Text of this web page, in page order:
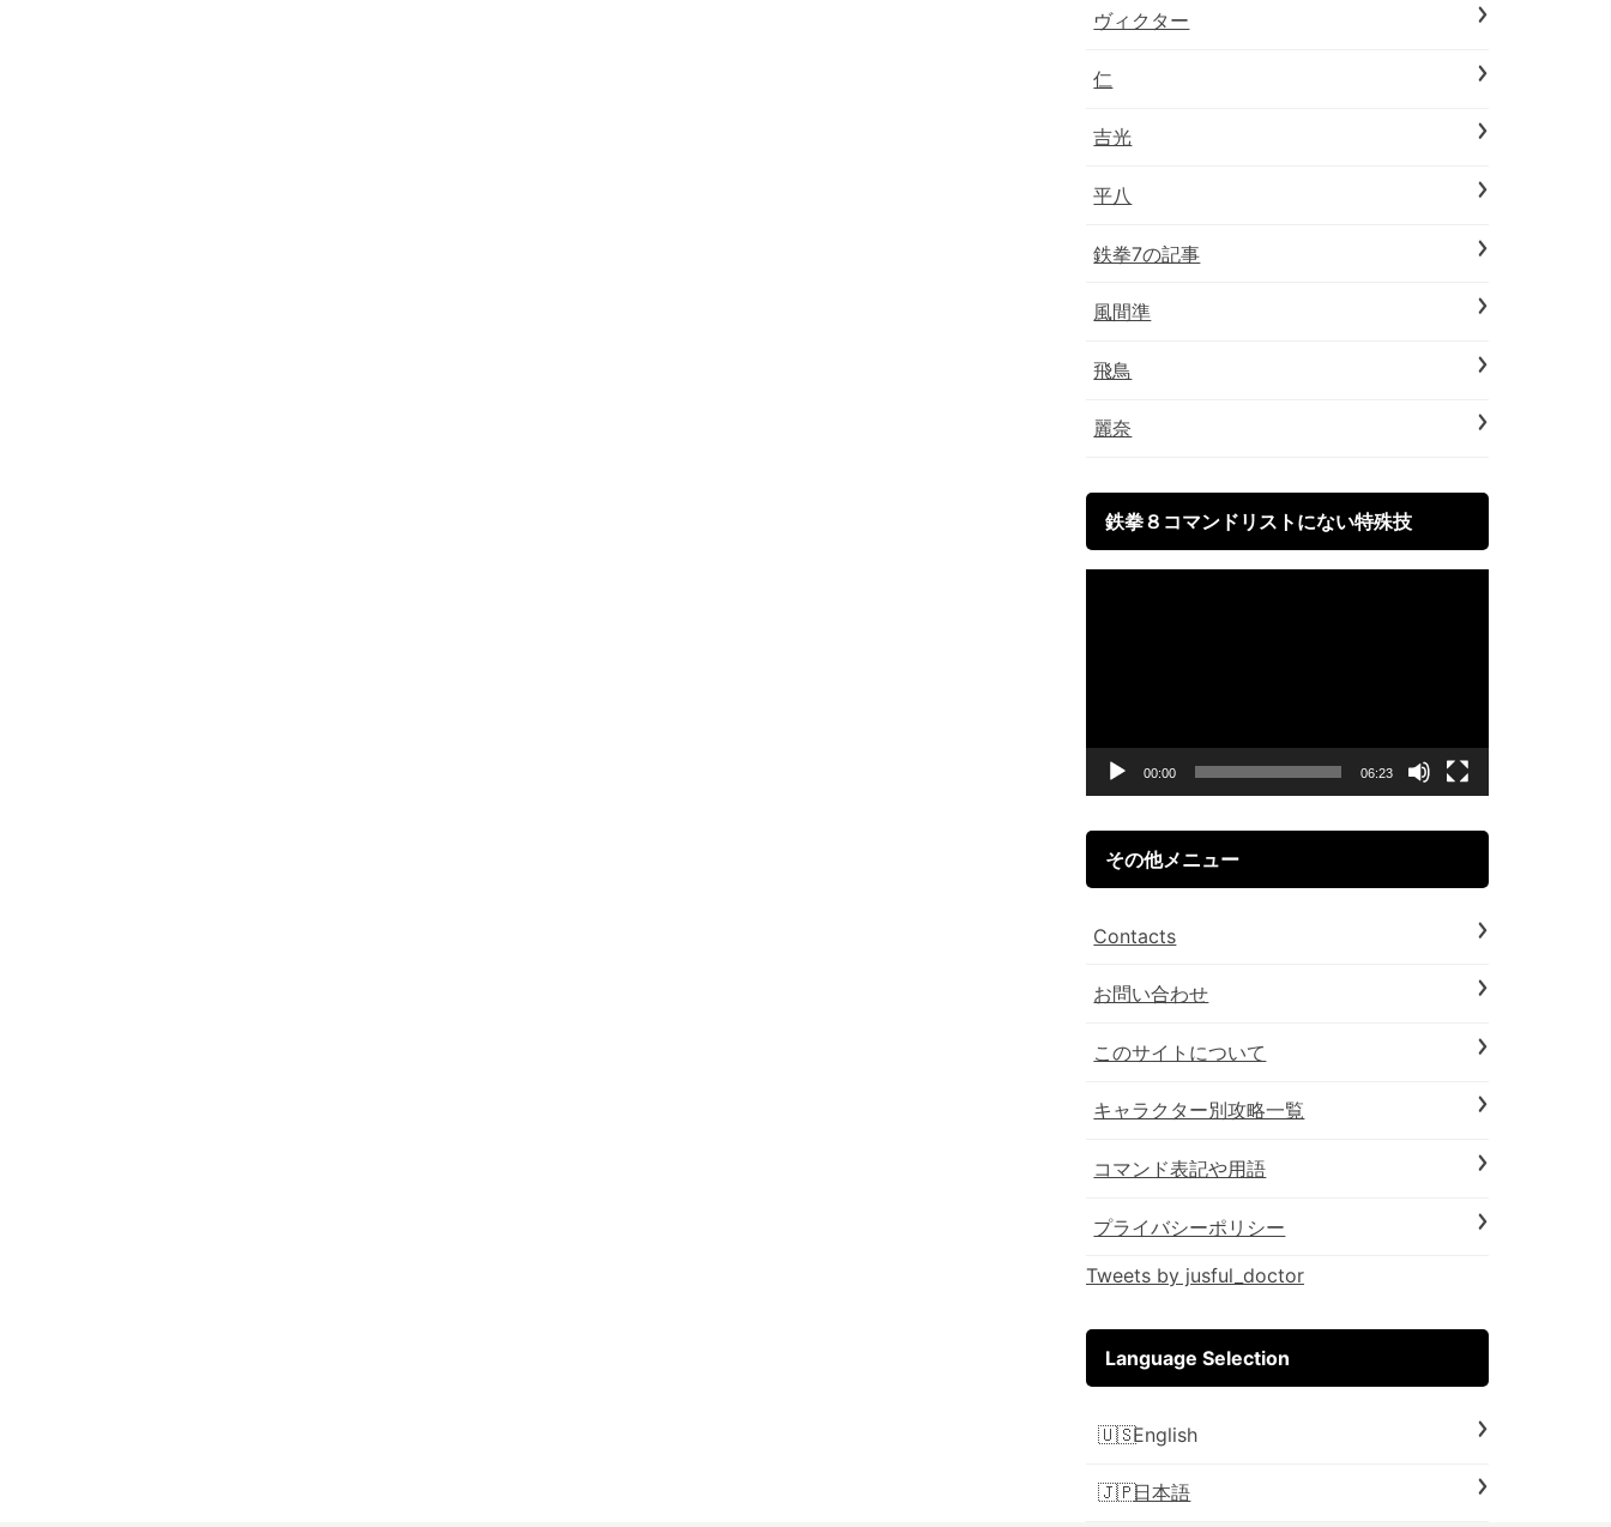
ヴィクター
仁
吉光
平八
鉄拳7の記事
風間準
飛鳥
麗奈
鉄拳８コマンドリストにない特殊技
00:00 06:23
その他メニュー
Contacts
お問い合わせ
このサイトについて
キャラクター別攻略一覧
コマンド表記や用語
プライバシーポリシー
Tweets by jusful_doctor
Language Selection
English
日本語